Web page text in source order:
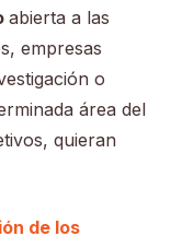
abierta a las
empresas
o
área del
quieran
de los